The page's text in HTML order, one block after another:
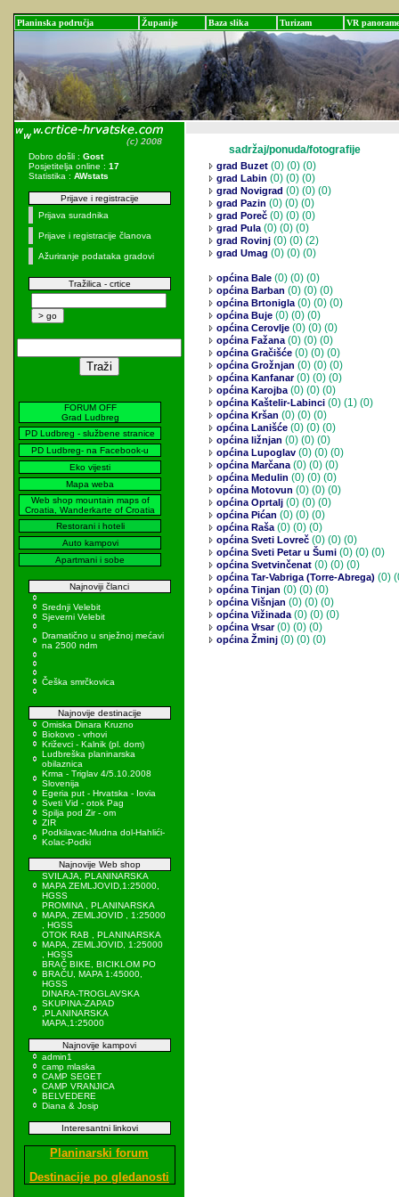
Planinska područja Županije Baza slika Turizam VR panorame
Dobro došli : Gost
Posjetitelja online : 17
Statistika : AWstats
Prijave i registracije
Prijava suradnika
Prijave i registracije članova
Ažuriranje podataka gradovi
Tražilica - crtice
FORUM OFF
Grad Ludbreg
PD Ludbreg - službene stranice
PD Ludbreg- na Facebook-u
Eko vijesti
Mapa weba
Web shop mountain maps of
Croatia, Wanderkarte of Croatia
Restorani i hoteli
Auto kampovi
Apartmani i sobe
Najnoviji članci
Srednji Velebit
Sjeverni Velebit
Dramatično u snježnoj mećavi
na 2500 ndm
Češka smrčkovica
Najnovije destinacije
Omiska Dinara Kruzno
Biokovo - vrhovi
Križevci - Kalnik (pl. dom)
Ludbreška planinarska
obilaznica
Krma - Triglav 4/5.10.2008
Slovenija
Egeria put - Hrvatska - Iovia
Sveti Vid - otok Pag
Spilja pod Zir - om
ZIR
Podkilavac-Mudna dol-Hahlići-
Kolac-Podki
Najnovije Web shop
SVILAJA, PLANINARSKA
MAPA ZEMLJOVID,1:25000,
HGSS
PROMINA , PLANINARSKA
MAPA, ZEMLJOVID , 1:25000
, HGSS
OTOK RAB , PLANINARSKA
MAPA, ZEMLJOVID, 1:25000
, HGSS
BRAČ BIKE, BICIKLOM PO
BRAČU, MAPA 1:45000,
HGSS
DINARA-TROGLAVSKA
SKUPINA-ZAPAD
,PLANINARSKA
MAPA,1:25000
Najnovije kampovi
admin1
camp mlaska
CAMP SEGET
CAMP VRANJICA
BELVEDERE
Diana & Josip
Interesantni linkovi
Planinarski forum
Destinacije po gledanosti
sadržaj/ponuda/fotografije
grad Buzet (0) (0) (0)
grad Labin (0) (0) (0)
grad Novigrad (0) (0) (0)
grad Pazin (0) (0) (0)
grad Poreč (0) (0) (0)
grad Pula(0) (0) (0)
grad Rovinj (0) (0) (2)
grad Umag (0) (0) (0)
općina Bale (0) (0) (0)
općina Barban (0) (0) (0)
općina Brtonigla(0) (0) (0)
općina Buje (0) (0) (0)
općina Cerovlje (0) (0) (0)
općina Fažana(0) (0) (0)
općina Gračišće (0) (0) (0)
općina Grožnjan (0) (0) (0)
općina Kanfanar(0) (0) (0)
općina Karojba(0) (0) (0)
općina Kaštelir-Labinci (0) (1) (0)
općina Kršan (0) (0) (0)
općina Lanišće (0) (0) (0)
općina ližnjan (0) (0) (0)
općina Lupoglav (0) (0) (0)
općina Marčana(0) (0) (0)
općina Medulin (0) (0) (0)
općina Motovun (0) (0) (0)
općina Oprtalj (0) (0) (0)
općina Pićan (0) (0) (0)
općina Raša(0) (0) (0)
općina Sveti Lovreč (0) (0) (0)
općina Sveti Petar u Šumi (0) (0) (0)
općina Svetvinčenat (0) (0) (0)
općina Tar-Vabriga (Torre-Abrega) (0)
općina Tinjan (0) (0) (0)
općina Višnjan (0) (0) (0)
općina Vižinada(0) (0) (0)
općina Vrsar(0) (0) (0)
općina Žminj (0) (0) (0)